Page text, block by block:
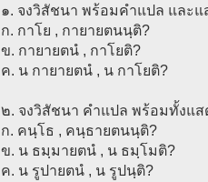
๑. จงวิสัชนา พร้อมคำแปล และ
ก. กาโย , กายายตนนฺติ?
ข. กายายตนํ , กาโยติ?
ค. น กายายตนํ , น กาโยติ?
๒. จงวิสัชนา คำแปล พร้อมทั้งแ
ก. คนฺโธ , คนฺธายตนนฺติ?
ข. น ธมฺมายตนํ , น ธมฺโมติ?
ค. น รูปายตนํ , น รูปนฺติ?